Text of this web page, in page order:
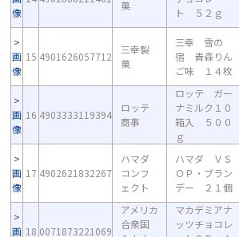
像
菓
ト ５２ｇ
画
像
15 4901626057712
三幸製
菓
三幸 雪の
宿 青森りん
ご味 １４枚
画
像
16 4903333119394
ロッテ
商事
ロッテ ガー
ナミルク１０
箱入 ５００
ｇ
画
像
17 4902621832267
ハマダ
コンフ
ェクト
ハマダ ＶＳ
ＯＰ・ブラン
デー ２１個
画 18 0071873221069
アメリカ
合衆国
マカデミアナ
ッツチョコレ